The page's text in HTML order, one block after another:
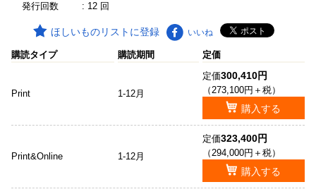
発行回数
: 12 回
ほしいものリストに登録 いいね
購読タイプ 購読期間 定価
Print 1-12月
定価300,410円
（273,100円＋税）
購入する
Print&Online 1-12月
定価323,400円
（294,000円＋税）
購入する